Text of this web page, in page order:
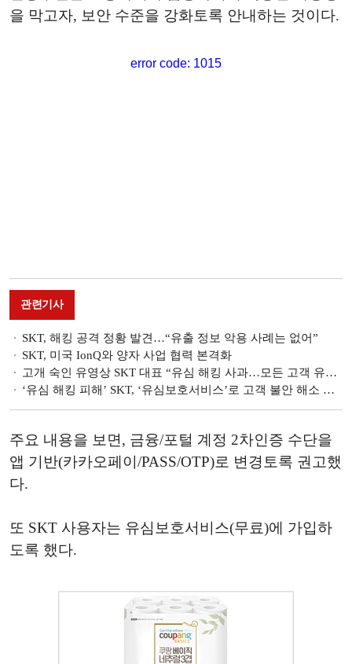
을 막고자, 보안 수준을 강화토록 안내하는 것이다.
관련기사
SKT, 해킹 공격 정황 발견…“유출 정보 악용 사례는 없어”
SKT, 미국 IonQ와 양자 사업 협력 본격화
고개 숙인 유영상 SKT 대표 “유심 해킹 사과…모든 고객 유심 무료 교체”
‘유심 해킹 피해’ SKT, ‘유심보호서비스’로 고객 불안 해소 총력
주요 내용을 보면, 금융/포털 계정 2차인증 수단을
앱 기반(카카오페이/PASS/OTP)로 변경토록 권고했
다.
또 SKT 사용자는 유심보호서비스(무료)에 가입하
도록 했다.